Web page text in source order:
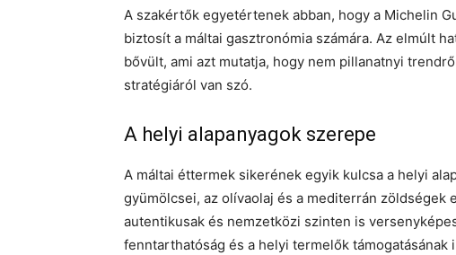
A szakértők egyetértenek abban, hogy a Michelin
biztosít a máltai gasztronómia számára. Az elmúlt
bővült, ami azt mutatja, hogy nem pillanatnyi
stratégiáról van szó.
A helyi alapanyagok szerepe
A máltai éttermek sikerének egyik kulcsa a helyi
gyümölcsei, az olívaolaj és a mediterrán zöldségek
autentikusak és nemzetközi szinten is
fenntarthatóság és a helyi termelők támogatásának